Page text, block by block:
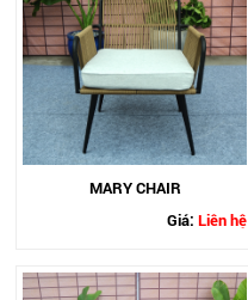
MARY CHAIR
Giá:Liên hệ